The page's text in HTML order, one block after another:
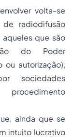
volta-se
radiodifusão
que são
do Poder
ou autorização),
sociedades
procedimento
ainda que se
intuito lucrativo